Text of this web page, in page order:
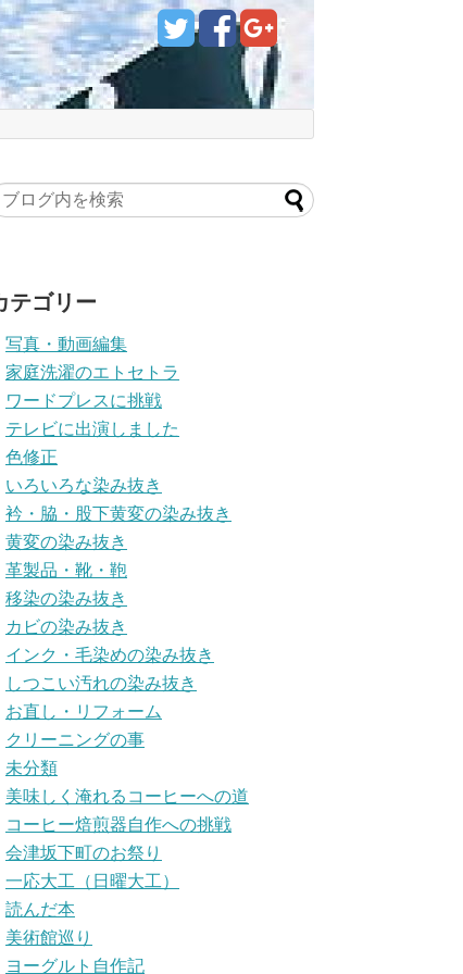
テゴリー
写真・動画編集
家庭洗濯のエトセトラ
ワードプレスに挑戦
テレビに出演しました
色修正
いろいろな染み抜き
衿・脇・股下黄変の染み抜き
黄変の染み抜き
革製品・靴・鞄
移染の染み抜き
カビの染み抜き
インク・毛染めの染み抜き
しつこい汚れの染み抜き
お直し・リフォーム
クリーニングの事
未分類
美味しく淹れるコーヒーへの道
コーヒー焙煎器自作への挑戦
会津坂下町のお祭り
一応大工（日曜大工）
読んだ本
美術館巡り
ヨーグルト自作記